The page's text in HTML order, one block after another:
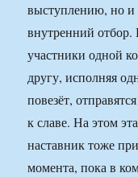
выступлению, но и
внутренний
участники одной
другу, исполняя
повезёт,
к славе. На этом
наставник тоже
момента, пока в